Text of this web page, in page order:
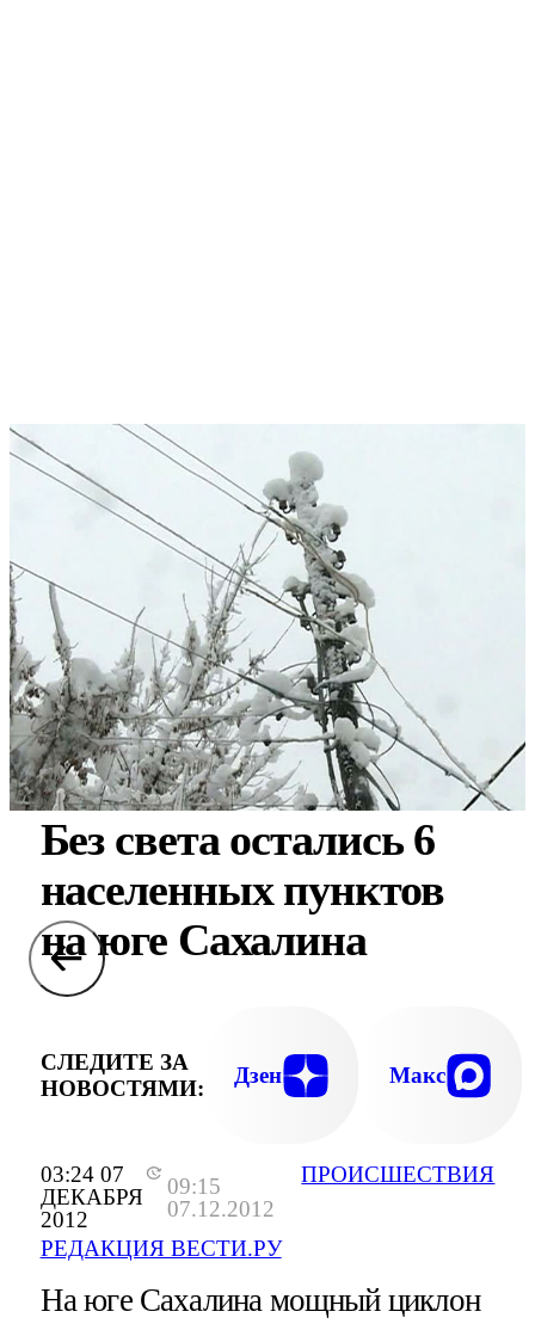
03:24 07
ДЕКАБРЯ
2012
09:15
07.12.2012
РЕДАКЦИЯ ВЕСТИ.РУ
ПРОИСШЕСТВИЯ
Без света остались 6
населенных пунктов
на юге Сахалина
СЛЕДИТЕ ЗА
НОВОСТЯМИ:
Дзен Макс
На юге Сахалина мощный циклон